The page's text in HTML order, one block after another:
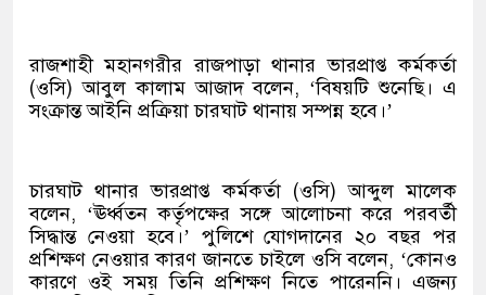
রাজশাহী মহানগরীর রাজপাড়া থানার ভারপ্রাপ্ত কর্মকর্তা
(ওসি) আবুল কালাম আজাদ বলেন, ‘বিষয়টি শুনেছি। এ
সংক্রান্ত আইনি প্রক্রিয়া চারঘাট থানায় সম্পন্ন হবে।’
চারঘাট থানার ভারপ্রাপ্ত কর্মকর্তা (ওসি) আব্দুল মালেক
বলেন, ‘ঊর্ধ্বতন কর্তৃপক্ষের সঙ্গে আলোচনা করে পরবর্তী
সিদ্ধান্ত নেওয়া হবে।’ পুলিশে যোগদানের ২০ বছর পর
প্রশিক্ষণ নেওয়ার কারণ জানতে চাইলে ওসি বলেন, ‘কোনও
কারণে ওই সময় তিনি প্রশিক্ষণ নিতে পারেননি। এজন্য